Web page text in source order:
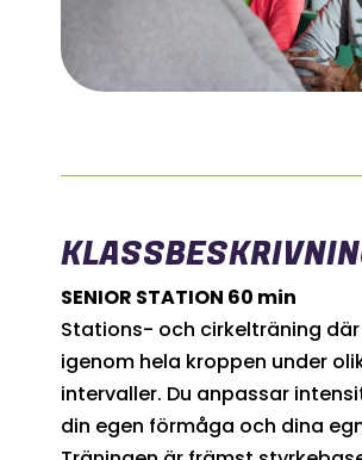
SENIOR STATION 60 min
Stations- och cirkelträning
igenom hela kroppen under
intervaller. Du anpassar
din egen förmåga och dina